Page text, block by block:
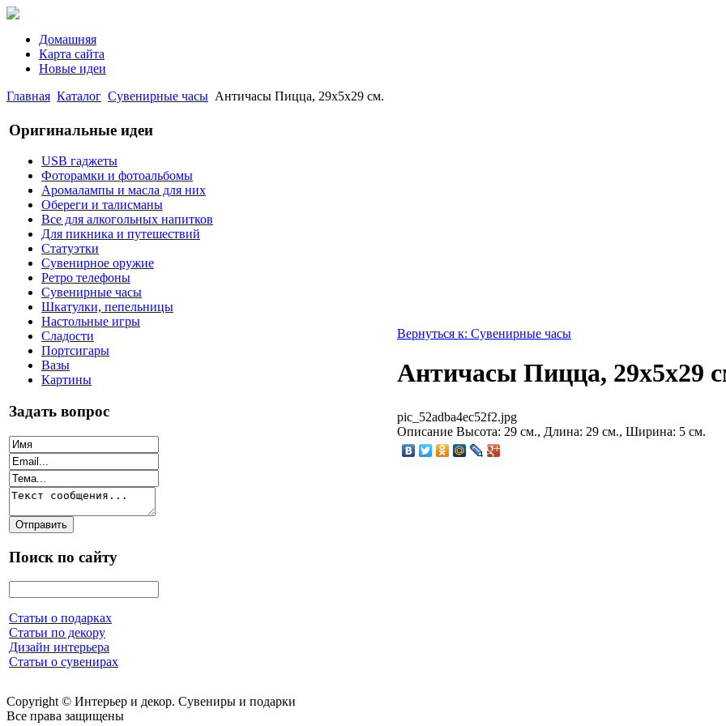
Домашняя
Карта сайта
Новые идеи
Главная Каталог Сувенирные часы Античасы Пицца, 29x5x29 см.
Оригинальные идеи
USB гаджеты
Фоторамки и фотоальбомы
Аромалампы и масла для них
Обереги и талисманы
Все для алкогольных напитков
Для пикника и путешествий
Статуэтки
Сувенирное оружие
Ретро телефоны
Сувенирные часы
Шкатулки, пепельницы
Настольные игры
Сладости
Портсигары
Вазы
Картины
Задать вопрос
Поиск по сайту
Статьи о подарках
Статьи по декору
Дизайн интерьера
Статьи о сувенирах
Вернуться к: Сувенирные часы
Античасы Пицца, 29x5x29
pic_52adba4ec52f2.jpg
Описание Высота: 29 см., Длина: 29 см., Ширина: 5 см.
Copyright © Интерьер и декор. Сувениры и подарки
Все права защищены